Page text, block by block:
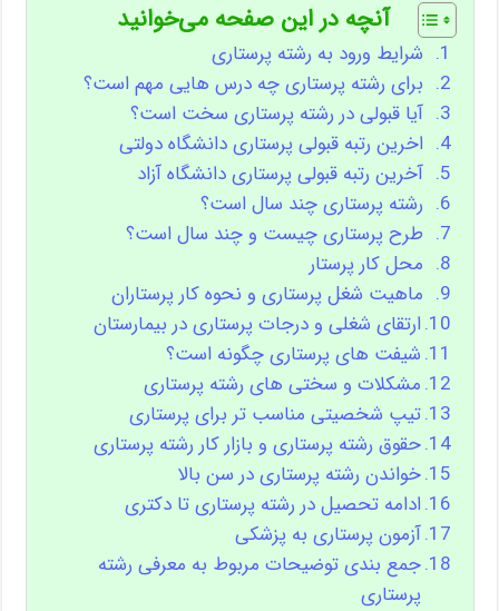
آنچه در این صفحه می‌خوانید
شرایط ورود به رشته پرستاری
برای رشته پرستاری چه درس هایی مهم است؟
آیا قبولی در رشته پرستاری سخت است؟
اخرین رتبه قبولی پرستاری دانشگاه دولتی
آخرین رتبه قبولی پرستاری دانشگاه آزاد
رشته پرستاری چند سال است؟
طرح پرستاری چیست و چند سال است؟
محل کار پرستار
ماهیت شغل پرستاری و نحوه کار پرستاران
ارتقای شغلی و درجات پرستاری در بیمارستان
شیفت های پرستاری چگونه است؟
مشکلات و سختی های رشته پرستاری
تیپ شخصیتی مناسب تر برای پرستاری
حقوق رشته پرستاری و بازار کار رشته پرستاری
خواندن رشته پرستاری در سن بالا
ادامه تحصیل در رشته پرستاری تا دکتری
آزمون پرستاری به پزشکی
جمع بندی توضیحات مربوط به معرفی رشته
پرستاری